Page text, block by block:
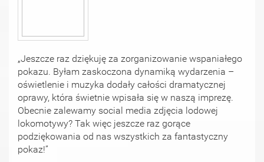
„Jeszcze raz dziękuję za zorganizowanie wspaniałego
pokazu. Byłam zaskoczona dynamiką wydarzenia –
oświetlenie i muzyka dodały całości dramatycznej
oprawy, która świetnie wpisała się w naszą imprezę.
Obecnie zalewamy social media zdjęcia lodowej
lokomotywy? Tak więc jeszcze raz gorące
podziękowania od nas wszystkich za fantastyczny
pokaz!”